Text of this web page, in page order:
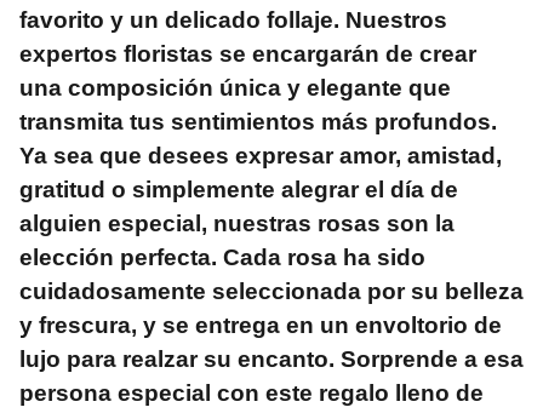
favorito y un delicado follaje. Nuestros
expertos floristas se encargarán de crear
una composición única y elegante que
transmita tus sentimientos más profundos.
Ya sea que desees expresar amor, amistad,
gratitud o simplemente alegrar el día de
alguien especial, nuestras rosas son la
elección perfecta. Cada rosa ha sido
cuidadosamente seleccionada por su belleza
y frescura, y se entrega en un envoltorio de
lujo para realzar su encanto. Sorprende a esa
persona especial con este regalo lleno de